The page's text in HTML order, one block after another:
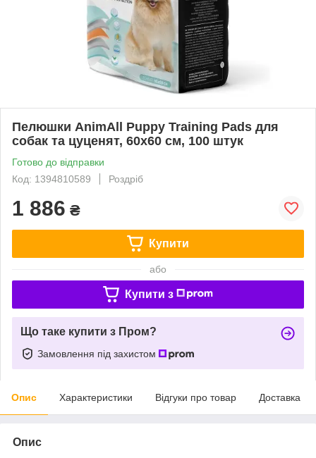
Пелюшки AnimAll Puppy Training Pads для
собак та цуценят, 60х60 см, 100 штук
Готово до відправки
Код: 1394810589
Роздріб
1 886 ₴
Купити
або
Купити з
Що таке купити з Пром?
Замовлення під захистом
Опис Характеристики Відгуки про товар Доставка
Опис